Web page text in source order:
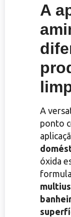
A
A
ponto
óxida